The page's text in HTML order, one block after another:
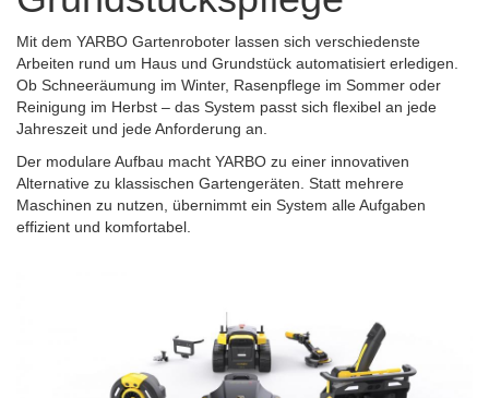
Mit dem YARBO Gartenroboter lassen sich verschiedenste
Arbeiten rund um Haus und Grundstück automatisiert erledigen.
Ob Schneeräumung im Winter, Rasenpflege im Sommer oder
Reinigung im Herbst – das System passt sich flexibel an jede
Jahreszeit und jede Anforderung an.
Der modulare Aufbau macht YARBO zu einer innovativen
Alternative zu klassischen Gartengeräten. Statt mehrere
Maschinen zu nutzen, übernimmt ein System alle Aufgaben
effizient und komfortabel.